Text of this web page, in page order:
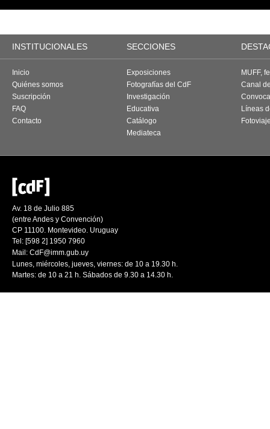
INSTITUCIONALES SECCIONES
Inicio
Quiénes somos
Suscripción
FAQ
Contacto
Exposiciones
Fotografías del CdF
Investigación
Educativa
Catálogo
Mediateca
MUFF,
Canal
Líneas
Av. 18 de Julio 885
(entre Andes y Convención)
CP 11100. Montevideo. Uruguay
Tel: [598 2] 1950 7960
Mail: CdF@imm.gub.uy
Lunes, miércoles, jueves, viernes: de 10 a 19.30 h.
Martes: de 10 a 21 h. Sábados de 9.30 a 14.30 h.